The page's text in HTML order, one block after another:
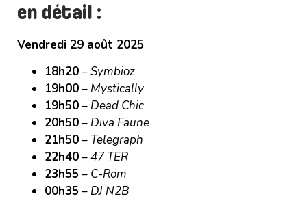
en détail :
Vendredi 29 août 2025
18h20–Symbioz
19h00– Mystically
19h50– Dead Chic
20h50– Diva Faune
21h50– Telegraph
22h40–47 TER
23h55 – C-Rom
00h35 – DJ N2B